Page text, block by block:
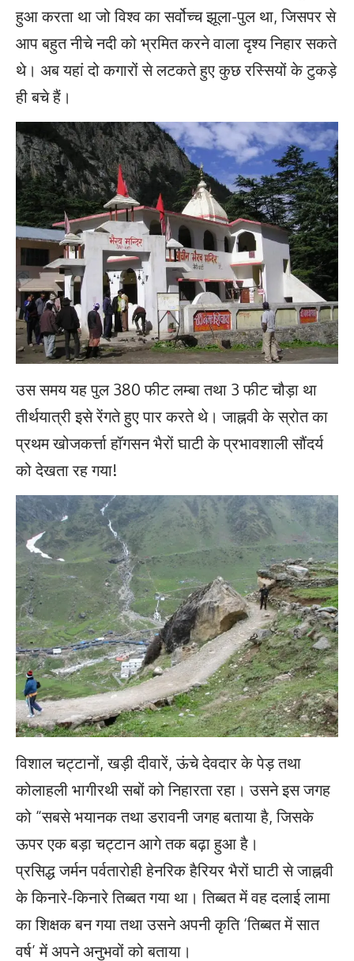
हुआ करता था जो विश्व का सर्वोच्च झूला-पुल था, जिसपर से
आप बहुत नीचे नदी को भ्रमित करने वाला दृश्य निहार सकते
थे। अब यहां दो कगारों से लटकते हुए कुछ रस्सियों के टुकड़े
ही बचे हैं।
उस समय यह पुल 380 फीट लम्बा तथा 3 फीट चौड़ा था
तीर्थयात्री इसे रेंगते हुए पार करते थे। जाह्नवी के स्रोत का
प्रथम खोजकर्त्ता हॉगसन भैरों घाटी के प्रभावशाली सौंदर्य
को देखता रह गया!
विशाल चट्टानों, खड़ी दीवारें, ऊंचे देवदार के पेड़ तथा
कोलाहली भागीरथी सबों को निहारता रहा। उसने इस जगह
को “सबसे भयानक तथा डरावनी जगह बताया है, जिसके
ऊपर एक बड़ा चट्टान आगे तक बढ़ा हुआ है।
प्रसिद्ध जर्मन पर्वतारोही हेनरिक हैरियर भैरों घाटी से जाह्नवी
के किनारे-किनारे तिब्बत गया था। तिब्बत में वह दलाई लामा
का शिक्षक बन गया तथा उसने अपनी कृति ‘तिब्बत में सात
वर्ष’ में अपने अनुभवों को बताया।